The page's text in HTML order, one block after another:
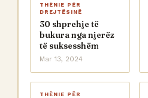
THËNIE PËR
DREJTËSINË
30 shprehje të
bukura nga njerëz
të suksesshëm
Mar 13, 2024
THËNIE PËR